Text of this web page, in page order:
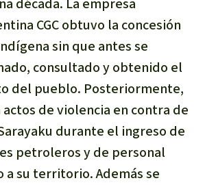
Aceite de palma
REDD
Indígena
Landgrabbing
Granjas Industriales
década. La empresa
CGC obtuvo la concesión
sin que antes se
consultado y obtenido el
del pueblo. Posteriormente,
de violencia en contra de
durante el ingreso de
petroleros y de personal
su territorio. Además se